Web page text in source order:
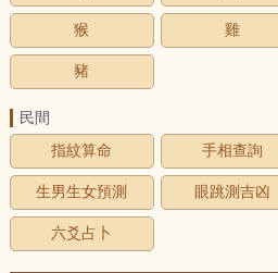
猴 雞
豬
民間
指紋算命
手相查詢
生男生女預測 眼跳測吉凶
六爻占卜